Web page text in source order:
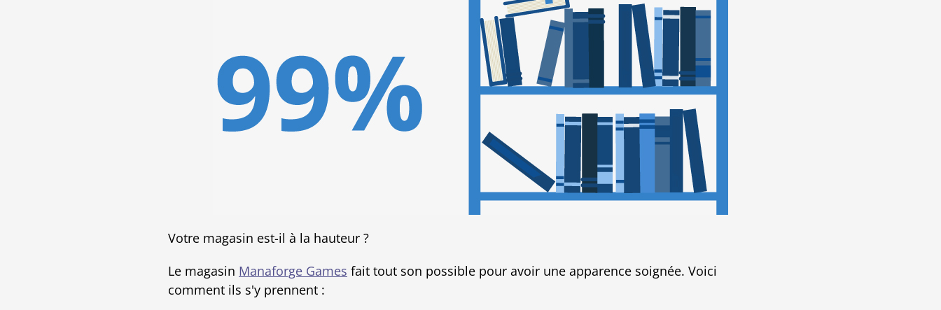
Votre magasin est-il à la hauteur ?
Le magasin Manaforge Games fait tout son possible pour avoir une apparence soignée. Voici
comment ils s'y prennent :